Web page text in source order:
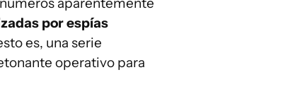
por espías
es, una serie
operativo para